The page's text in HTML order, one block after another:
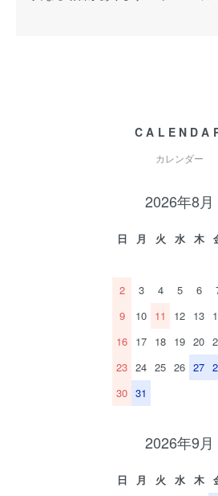
カレンダー
2026年8月
日 月 火 水 木
2
3 4 5 6
9
10 11 12 13
16 17 18 19 20
23 24 25 26 27
30 31
2026年9月
日 月 火 水 木